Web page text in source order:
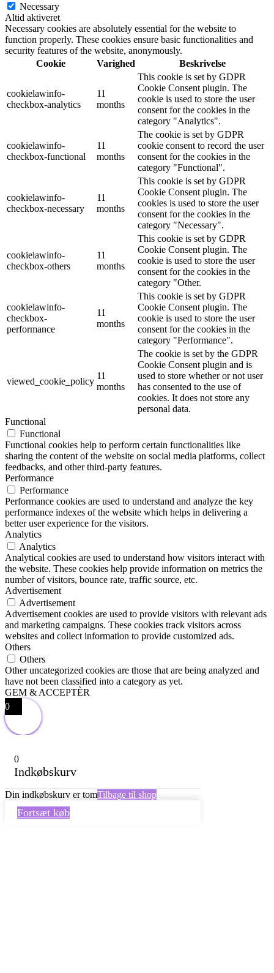
Necessary
Altid aktiveret
Necessary cookies are absolutely essential for the website to
function properly. These cookies ensure basic functionalities and
security features of the website, anonymously.
Cookie
Varighed Beskrivelse
cookielawinfo-
checkbox-analytics
11
months
This cookie is set by GDPR
Cookie Consent plugin. The
cookie is used to store the user
consent for the cookies in the
category "Analytics".
cookielawinfo-
checkbox-functional
11
months
The cookie is set by GDPR
cookie consent to record the user
consent for the cookies in the
category "Functional".
cookielawinfo-
checkbox-necessary
11
months
This cookie is set by GDPR
Cookie Consent plugin. The
cookies is used to store the user
consent for the cookies in the
category "Necessary".
cookielawinfo-
checkbox-others
11
months
This cookie is set by GDPR
Cookie Consent plugin. The
cookie is used to store the user
consent for the cookies in the
category "Other.
cookielawinfo-
checkbox-
performance
11
months
This cookie is set by GDPR
Cookie Consent plugin. The
cookie is used to store the user
consent for the cookies in the
category "Performance".
viewed_cookie_policy
11
months
The cookie is set by the GDPR
Cookie Consent plugin and is
used to store whether or not user
has consented to the use of
cookies. It does not store any
personal data.
Functional
Functional
Functional cookies help to perform certain functionalities like
sharing the content of the website on social media platforms, collect
feedbacks, and other third-party features.
Performance
Performance
Performance cookies are used to understand and analyze the key
performance indexes of the website which helps in delivering a
better user experience for the visitors.
Analytics
Analytics
Analytical cookies are used to understand how visitors interact with
the website. These cookies help provide information on metrics the
number of visitors, bounce rate, traffic source, etc.
Advertisement
Advertisement
Advertisement cookies are used to provide visitors with relevant ads
and marketing campaigns. These cookies track visitors across
websites and collect information to provide customized ads.
Others
Others
Other uncategorized cookies are those that are being analyzed and
have not been classified into a category as yet.
GEM & ACCEPTÈR
0
0
Indkøbskurv
Din indkøbskurv er tomTilbage til shop
Fortsæt køb